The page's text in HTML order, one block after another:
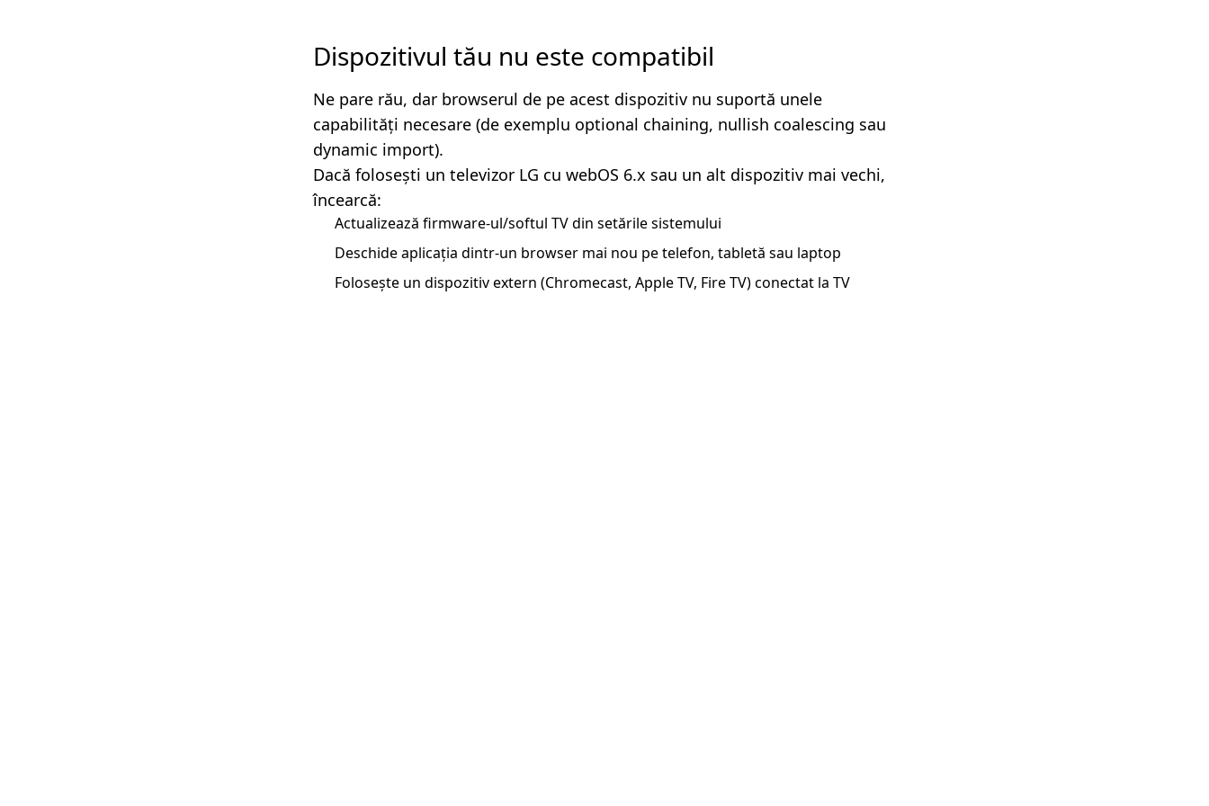
Dispozitivul tău nu este compatibil
Ne pare rău, dar browserul de pe acest dispozitiv nu suportă unele
capabilități necesare (de exemplu optional chaining, nullish coalescing sau
dynamic import).
Dacă folosești un televizor LG cu webOS 6.x sau un alt dispozitiv mai vechi,
încearcă:
Actualizează firmware-ul/softul TV din setările sistemului
Deschide aplicația dintr-un browser mai nou pe telefon, tabletă sau laptop
Folosește un dispozitiv extern (Chromecast, Apple TV, Fire TV) conectat la TV